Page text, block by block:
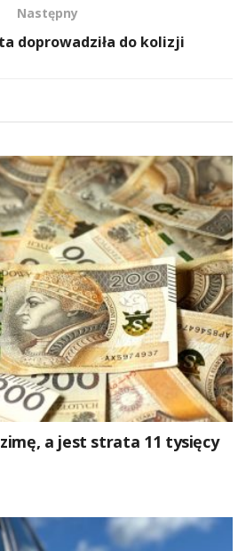
Następny
doprowadziła do kolizji
a jest strata 11 tysięcy